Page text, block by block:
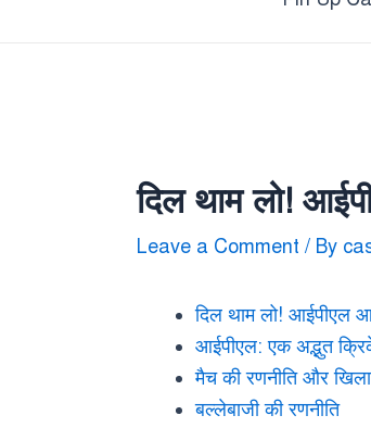
दिल थाम लो!
Leave a Comment / By
दिल थाम लो! आईपीएल
आईपीएल: एक अद्भुत
मैच की रणनीति और
बल्लेबाजी की रणनीति